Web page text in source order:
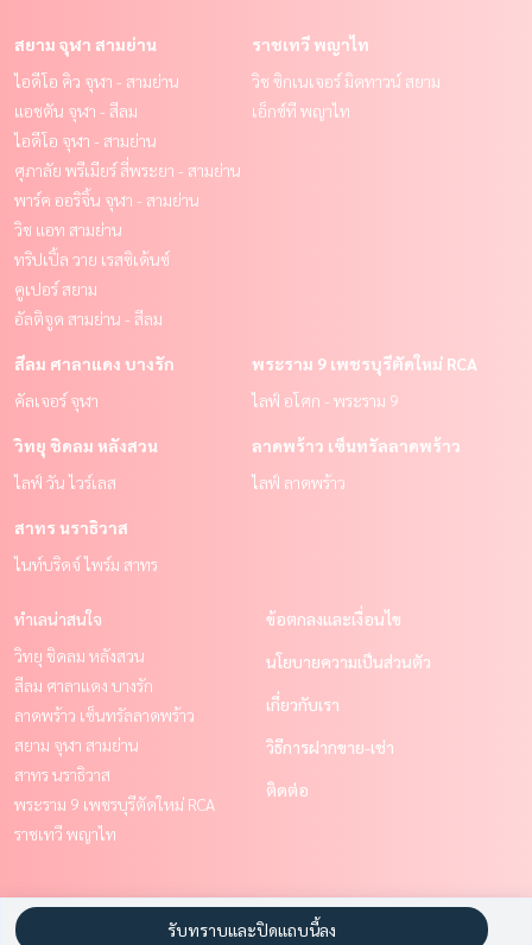
สยาม จุฬา สามย่าน
ไอดีโอ คิว จุฬา - สามย่าน
แอชตัน จุฬา - สีลม
ไอดีโอ จุฬา - สามย่าน
ศุภาลัย พรีเมียร์ สี่พระยา - สามย่าน
พาร์ค ออริจิ้น จุฬา - สามย่าน
วิช แอท สามย่าน
ทริปเปิ้ล วาย เรสซิเด้นซ์
คูเปอร์ สยาม
อัลติจูด สามย่าน - สีลม
ราชเทวี พญาไท
วิช ซิกเนเจอร์ มิดทาวน์ สยาม
เอ็กซ์ที พญาไท
สีลม ศาลาแดง บางรัก
คัลเจอร์ จุฬา
พระราม 9 เพชรบุรีตัดใหม่ RCA
ไลฟ์ อโศก - พระราม 9
วิทยุ ชิดลม หลังสวน
ไลฟ์ วัน ไวร์เลส
ลาดพร้าว เซ็นทรัลลาดพร้าว
ไลฟ์ ลาดพร้าว
สาทร นราธิวาส
ไนท์บริดจ์ ไพร์ม สาทร
ทำเลน่าสนใจ
วิทยุ ชิดลม หลังสวน
สีลม ศาลาแดง บางรัก
ลาดพร้าว เซ็นทรัลลาดพร้าว
สยาม จุฬา สามย่าน
สาทร นราธิวาส
พระราม 9 เพชรบุรีตัดใหม่ RCA
ราชเทวี พญาไท
ข้อตกลงและเงื่อนไข
นโยบายความเป็นส่วนตัว
เกี่ยวกับเรา
วิธีการฝากขาย-เช่า
ติดต่อ
Power by Livinginsider.com
รับทราบและปิดแถบนี้ลง